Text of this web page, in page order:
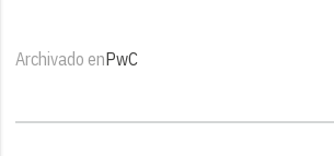
Archivado enPwC